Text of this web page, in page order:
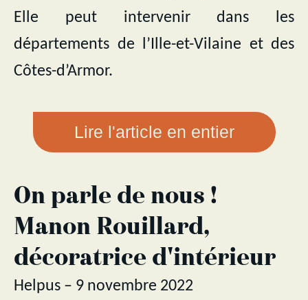
Elle peut intervenir dans les
départements de l’Ille-et-Vilaine et des
Côtes-d’Armor.
Lire l'article en entier
On parle de nous !
Manon Rouillard,
décoratrice d'intérieur
Helpus – 9 novembre 2022